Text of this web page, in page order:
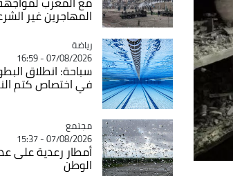
المهاجرين غير
Catégorie
رياضة
07/08/2026 - 16:59
سباحة: انطلاق
في اختصاص كتم
Catégorie
مجتمع
07/08/2026 - 15:37
أمطار رعدية على
الوطن